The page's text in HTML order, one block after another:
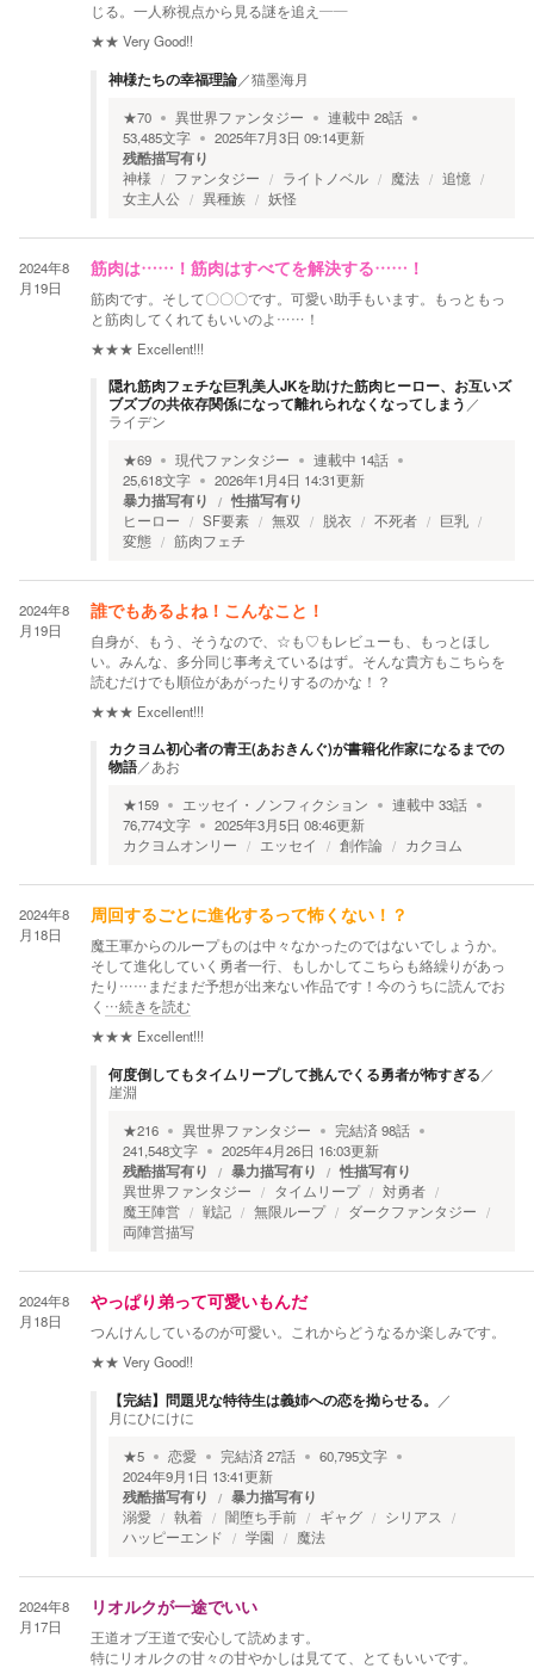
じる。一人称視点から見る謎を追え――
★★ Very Good!!
神様たちの幸福理論／猫墨海月
★70 異世界ファンタジー 連載中 28話
53,485文字 2025年7月3日 09:14更新
残酷描写有り
神様 ファンタジー ライトノベル 魔法
追憶
女主人公
異種族 妖怪
2024年8
月19日
筋肉は……！筋肉はすべてを解決する……！
筋肉です。そして〇〇〇です。可愛い助手もいます。もっともっ
と筋肉してくれてもいいのよ……！
★★★ Excellent!!!
隠れ筋肉フェチな巨乳美人JKを助けた筋肉ヒーロー、お互いズ
ブズブの共依存関係になって離れられなくなってしまう ／
ライデン
★69 現代ファンタジー 連載中 14話
25,618文字 2026年1月4日 14:31更新
暴力描写有り 性描写有り
ヒーロー SF要素 無双 脱衣 不死者
巨乳
変態
筋肉フェチ
2024年8
月19日
誰でもあるよね！こんなこと！
自身が、もう、そうなので、☆も♡もレビューも、もっとほし
い。みんな、多分同じ事考えているはず。そんな貴方もこちらを
読むだけでも順位があがったりするのかな！？
★★★ Excellent!!!
カクヨム初心者の青王(あおきんぐ)が書籍化作家になるまでの
物語／あお
★159 エッセイ・ノンフィクション 連載中 33話
76,774文字 2025年3月5日 08:46更新
カクヨムオンリー
エッセイ 創作論 カクヨム
2024年8
月18日
周回するごとに進化するって怖くない！？
魔王軍からのループものは中々なかったのではないでしょうか。
そして進化していく勇者一行、もしかしてこちらも絡繰りがあっ
たり……まだまだ予想が出来ない作品です！今のうちに読んでお
く …続きを読む
★★★ Excellent!!!
何度倒してもタイムリープして挑んでくる勇者が怖すぎる ／
崖淵
★216 異世界ファンタジー 完結済98話
241,548文字 2025年4月26日 16:03更新
残酷描写有り 暴力描写有り 性描写有り
異世界ファンタジー タイムリープ
対勇者
魔王陣営
戦記 無限ループ
ダークファンタジー
両陣営描写
2024年8
月18日
やっぱり弟って可愛いもんだ
つんけんしているのが可愛い。これからどうなるか楽しみです。
★★ Very Good!!
【完結】問題児な特待生は義姉への恋を拗らせる。
／
月にひにけに
★5 恋愛 完結済27話 60,795文字
2024年9月1日 13:41更新
残酷描写有り 暴力描写有り
溺愛 執着 闇堕ち手前 ギャグ
シリアス
ハッピーエンド
学園 魔法
2024年8
月17日
リオルクが一途でいい
王道オブ王道で安心して読めます。
特にリオルクの甘々の甘やかしは見てて、とてもいいです。